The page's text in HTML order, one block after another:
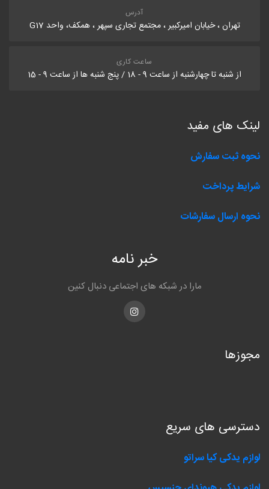
آدرس
تهران ، خیابان امیرکبیر ، مجتمع تجاری سپهر ، همکف، واحد G17
ساعت کاری
از شنبه تا چهارشنبه از ساعت 9 - 18 / پنج شنبه ها از ساعت 9 - 15
لینک های مفید
نحوه ثبت سفارش
شرایط پرداخت
نحوه ارسال سفارشات
خبر نامه
مارا در شبکه های اجتماعی دنبال کنین
Instagram
مجوزها
دسترسی های سریع
لوازم یدکی کیا سراتو